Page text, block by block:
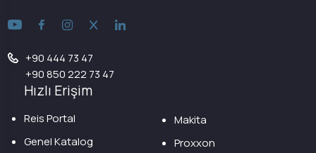
+90 444 73 47
+90 850 222 73 47
Hızlı Erişim
Reis Portal
Genel Katalog
Makita
Proxxon